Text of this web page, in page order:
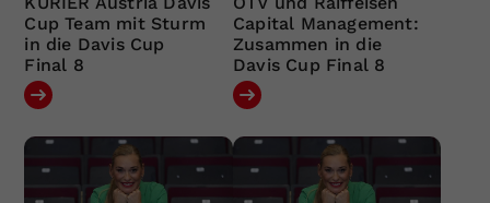
Cup Team mit Sturm
in die Davis Cup
Final 8
Capital Management:
Zusammen in die
Davis Cup Final 8